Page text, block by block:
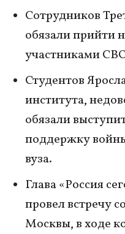
Сотрудников
обязали прийти
участниками
Студентов
института,
обязали
поддержку
вуза.
Глава «Россия
провел встречу
Москвы, в ходе